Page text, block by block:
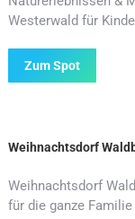
Westerwald für
Zum Spot
Weihnachtsdorf
Weihnachtsdorf
für die ganze